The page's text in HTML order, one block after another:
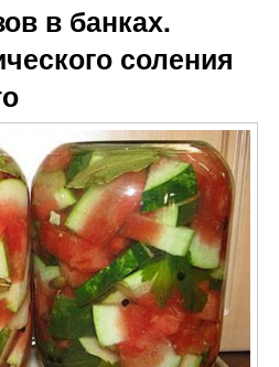
в банках.
соления